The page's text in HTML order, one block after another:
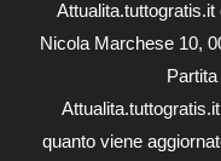
Nicola Marchese 10,
quanto viene